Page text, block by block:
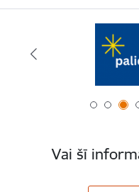
Vai šī